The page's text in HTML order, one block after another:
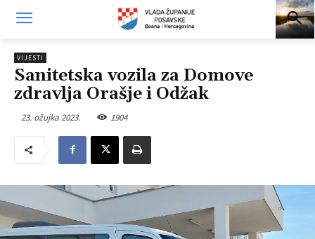
VIJESTI
Sanitetska vozila za Domove
zdravlja Orašje i Odžak
23. ožujka 2023. 1904